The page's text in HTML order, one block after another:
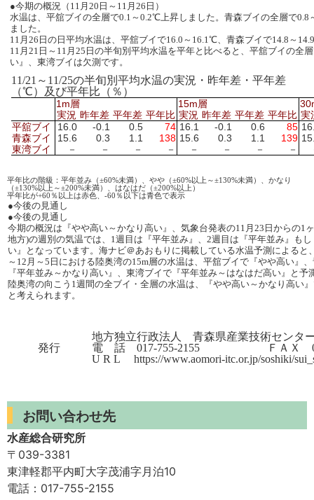
●今期の概況（11月20日～11月26日）
水温は、平舘ブイの全層で0.1～0.2℃上昇しました。青森ブイの全層で
ました。
11月26日の日平均水温は、平舘ブイで16.0～16.1℃、青森ブイで14.8～
11月21日～11月25日の半旬別平均水温を平年と比べると、平舘ブイの全
い』、東湾ブイは欠測です。
11/21～11/25の半旬別平均水温の実況・昨年差・平年差
（℃）及び平年比（％）
1m層 15m層
実況 昨年差 平年差 平年比 実況 昨年差 平年差 平年比 実
平舘ブイ
16.0 -0.1 0.5 74 16.1 -0.1 0.6 85
青森ブイ
15.6 0.3 1.1 138 15.6 0.3 1.1 139
東湾ブイ
－ － － － － － － －
平年比の階級：平年並み（±60%未満）、やや（±60%以上～±130%未満）、かなり
（±130%以上～±200%未満）、はなはだ（±200%以上）
平年比が+60％以上は赤色、-60％以下は青色で表示
●今後の見通し
●今後の見通し
今期の概況は『やや高い～かなり高い』、気象台発表の11月23日からの1
地方)の週別の気温では、1週目は『平年並み』、2週目は『平年並み』も
い』となっています。海ナビ＠あおもりに掲載している水温予測によると
～12月～5日における陸奥湾の15m層の水温は、平舘ブイで『やや高い』
『平年並み～かなり高い』、東湾ブイで『平年並み～はなはだ高い』と予
陸奥湾の向こう1週間の全ブイ・全層の水温は、『やや高い～かなり高い
と考えられます。
発行
地方独立行政法人 青森県産業技術センタ
電 話 017-755-2155 ＦＡＸ 017-
U R L https://www.aomori-itc.or.jp/soshiki/
お問い合わせ先
水産総合研究所
〒039-3381
東津軽郡平内町大字茂浦字月泊10
電話：017-755-2155